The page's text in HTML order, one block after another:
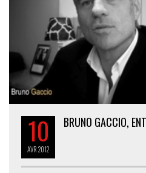
10
AVR2012
BRUNO GACCIO,